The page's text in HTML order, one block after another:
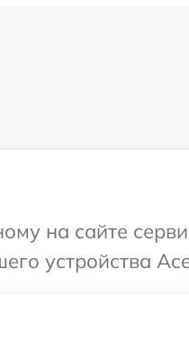
на сайте
устройства